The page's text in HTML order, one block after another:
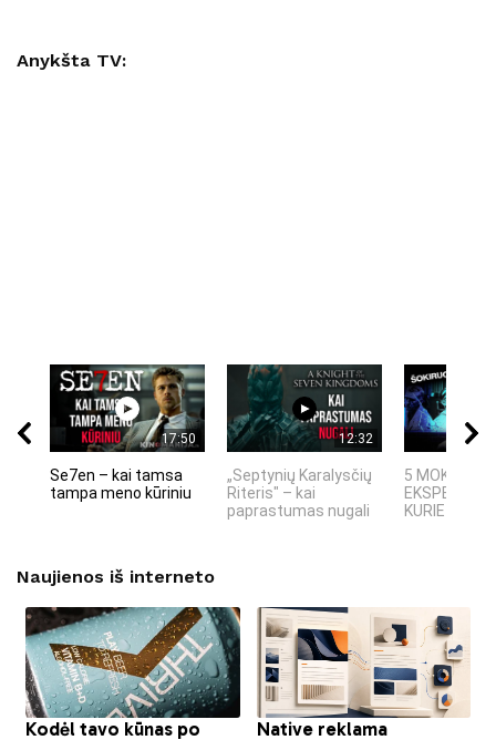
Anykšta TV:
17:50
Se7en – kai tamsa
tampa meno kūriniu
12:32
„Septynių Karalysčių
Riteris" – kai
paprastumas nugali
5 MOKSLINIAI
KURIE
Naujienos iš interneto